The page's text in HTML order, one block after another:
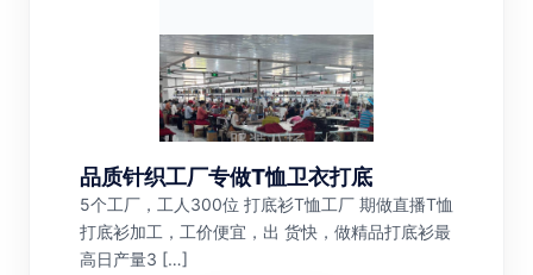
品质针织工厂专做T恤卫衣打底
5个工厂，工人300位 打底衫T恤工厂 期做直播T恤
打底衫加工，工价便宜，出 货快，做精品打底衫最
高日产量3 […]